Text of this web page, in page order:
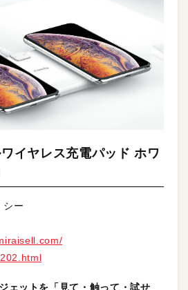
イヤレス充電パッド ホワ
シー
ェットを「見て・触って・試せ